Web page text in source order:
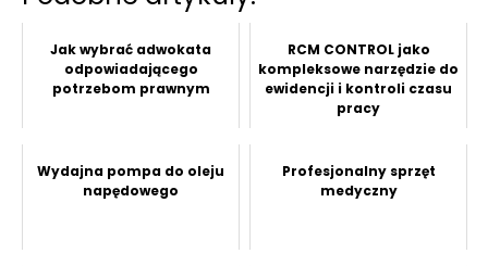
Jak wybrać adwokata
odpowiadającego
potrzebom prawnym
RCM CONTROL jako
kompleksowe narzędzie do
ewidencji i kontroli czasu
pracy
Wydajna pompa do oleju
napędowego
Profesjonalny sprzęt
medyczny